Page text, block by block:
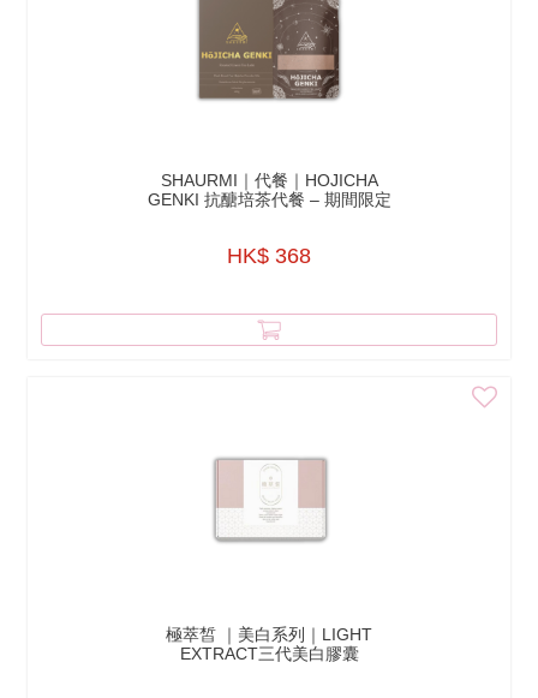
SHAURMI｜代餐｜HOJICHA
GENKI 抗醣培茶代餐 – 期間限定
HK$ 368
極萃皙 ｜美白系列｜LIGHT
EXTRACT三代美白膠囊